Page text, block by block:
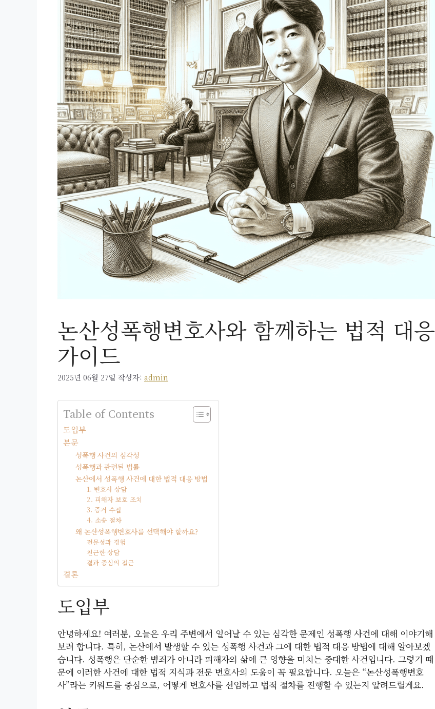
논산성폭행변호사와 함께하는 법적 대응
가이드
2025년 06월 27일 작성자: admin
Table of Contents
도입부
본문
성폭행 사건의 심각성
성폭행과 관련된 법률
논산에서 성폭행 사건에 대한 법적 대응 방법
1. 변호사 상담
2. 피해자 보호 조치
3. 증거 수집
4. 소송 절차
왜 논산성폭행변호사를 선택해야 할까요?
전문성과 경험
친근한 상담
결과 중심의 접근
결론
도입부
안녕하세요! 여러분, 오늘은 우리 주변에서 일어날 수 있는 심각한 문제인 성폭행 사건에 대해 이야기해
보려 합니다. 특히, 논산에서 발생할 수 있는 성폭행 사건과 그에 대한 법적 대응 방법에 대해 알아보겠
습니다. 성폭행은 단순한 범죄가 아니라 피해자의 삶에 큰 영향을 미치는 중대한 사건입니다. 그렇기 때
문에 이러한 사건에 대한 법적 지식과 전문 변호사의 도움이 꼭 필요합니다. 오늘은 “논산성폭행변호
사”라는 키워드를 중심으로, 어떻게 변호사를 선임하고 법적 절차를 진행할 수 있는지 알려드릴게요.